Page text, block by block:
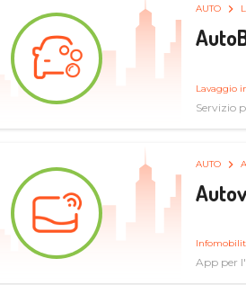
AUTO
Lavaggio
Servizio
AUTO
App per